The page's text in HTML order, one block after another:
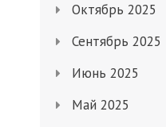
Октябрь 2025
Сентябрь 2025
Июнь 2025
Май 2025